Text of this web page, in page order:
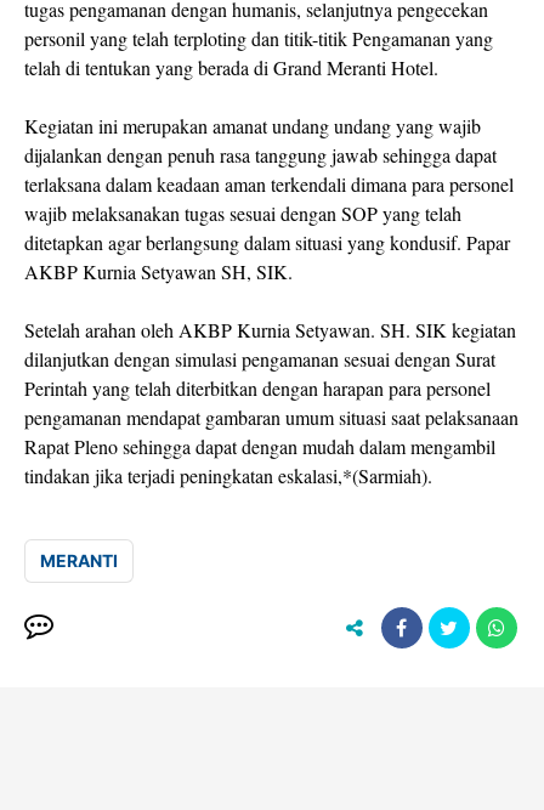
tugas pengamanan dengan humanis, selanjutnya pengecekan
personil yang telah terploting dan titik-titik Pengamanan yang
telah di tentukan yang berada di Grand Meranti Hotel.
Kegiatan ini merupakan amanat undang undang yang wajib
dijalankan dengan penuh rasa tanggung jawab sehingga dapat
terlaksana dalam keadaan aman terkendali dimana para personel
wajib melaksanakan tugas sesuai dengan SOP yang telah
ditetapkan agar berlangsung dalam situasi yang kondusif. Papar
AKBP Kurnia Setyawan SH, SIK.
Setelah arahan oleh AKBP Kurnia Setyawan. SH. SIK kegiatan
dilanjutkan dengan simulasi pengamanan sesuai dengan Surat
Perintah yang telah diterbitkan dengan harapan para personel
pengamanan mendapat gambaran umum situasi saat pelaksanaan
Rapat Pleno sehingga dapat dengan mudah dalam mengambil
tindakan jika terjadi peningkatan eskalasi,*(Sarmiah).
MERANTI